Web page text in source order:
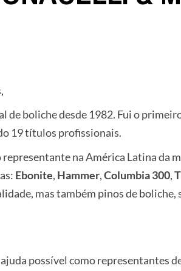
de boliche desde 1982. Fui o
19 títulos profissionais.
na América Latina da
Ebonite, Hammer,Columbia 300,
mas também pinos de boliche,
possível como representantes